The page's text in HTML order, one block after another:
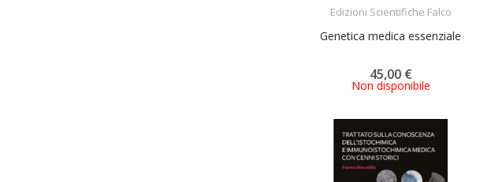
Edizioni Scientifiche Falco
Genetica medica essenziale
45,00 €
Non disponibile